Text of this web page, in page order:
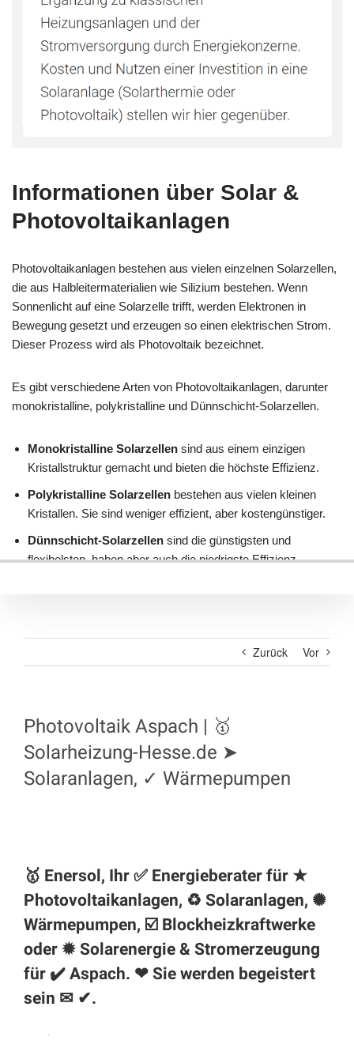
Zurück Vor
Photovoltaik Aspach | 🥇
Solarheizung-Hesse.de ➤
Solaranlagen, ✓ Wärmepumpen
🥇 Enersol, Ihr ✅ Energieberater für ★
Photovoltaikanlagen, ♻ Solaranlagen, ✺
Wärmepumpen, ☑️ Blockheizkraftwerke
oder ✹ Solarenergie & Stromerzeugung
für ✔️ Aspach. ❤ Sie werden begeistert
sein ✉ ✔.